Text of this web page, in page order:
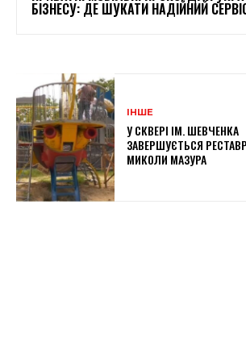
БІЗНЕСУ: ДЕ ШУКАТИ НАДІЙНИЙ
ІНШЕ
У СКВЕРІ ІМ. ШЕВЧЕНКА
ЗАВЕРШУЄТЬСЯ
МИКОЛИ МАЗУРА